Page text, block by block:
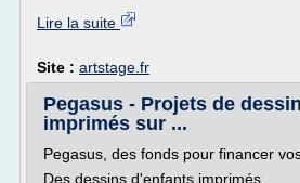
Lire la suite
Site : artstage.fr
Pegasus - Projets de
imprimés sur ...
Pegasus, des fonds pour financer
Des dessins d'enfants imprimés